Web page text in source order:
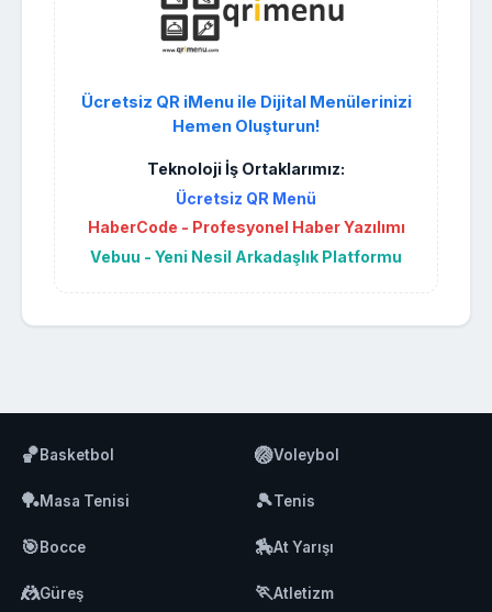
Ücretsiz QR iMenu ile Dijital Menülerinizi
Hemen Oluşturun!
Teknoloji İş Ortaklarımız:
Ücretsiz QR Menü
HaberCode - Profesyonel Haber Yazılımı
Vebuu - Yeni Nesil Arkadaşlık Platformu
🏀Basketbol 🏐Voleybol
🏓Masa Tenisi 🎾Tenis
🎯Bocce 🏇At Yarışı
🤼Güreş 🏃Atletizm